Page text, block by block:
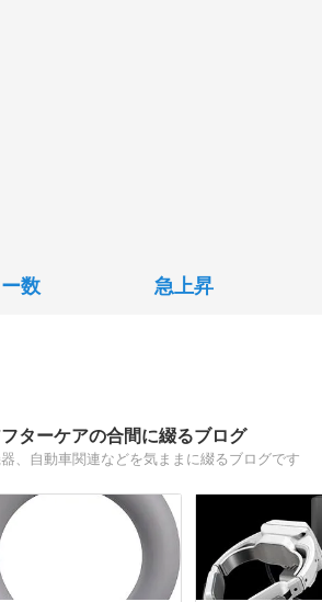
数 急上昇
ターケアの合間に綴るブログ
、自動車関連などを気ままに綴るブログです